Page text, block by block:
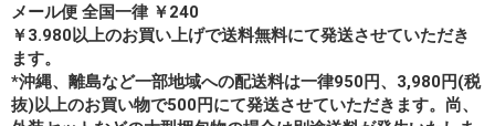
メール便 全国一律 ￥240
￥3.980以上のお買い上げで送料無料にて発送させていただき
ます。
*沖縄、離島など一部地域への配送料は一律950円、3,980円(税
抜)以上のお買い物で500円にて発送させていただきます。尚、